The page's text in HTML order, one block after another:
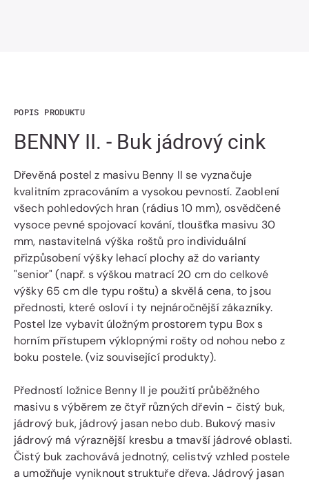
POPIS PRODUKTU
BENNY II. - Buk jádrový cink
Dřevěná postel z masivu Benny II se vyznačuje
kvalitním zpracováním a vysokou pevností. Zaoblení
všech pohledových hran (rádius 10 mm), osvědčené
vysoce pevné spojovací kování, tloušťka masivu 30
mm, nastavitelná výška roštů pro individuální
přizpůsobení výšky lehací plochy až do varianty
"senior" (např. s výškou matrací 20 cm do celkové
výšky 65 cm dle typu roštu) a skvělá cena, to jsou
přednosti, které osloví i ty nejnáročnější zákazníky.
Postel lze vybavit úložným prostorem typu Box s
horním přístupem výklopnými rošty od nohou nebo z
boku postele. (viz související produkty).
Předností ložnice Benny II je použití průběžného
masivu s výběrem ze čtyř různých dřevin - čistý buk,
jádrový buk, jádrový jasan nebo dub. Bukový masiv
jádrový má výraznější kresbu a tmavší jádrové oblasti.
Čistý buk zachovává jednotný, celistvý vzhled postele
a umožňuje vyniknout struktuře dřeva. Jádrový jasan